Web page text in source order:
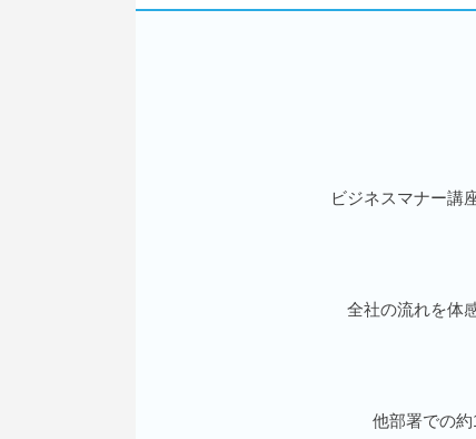
ビジネスマナー講
全社の流れを体
他部署での